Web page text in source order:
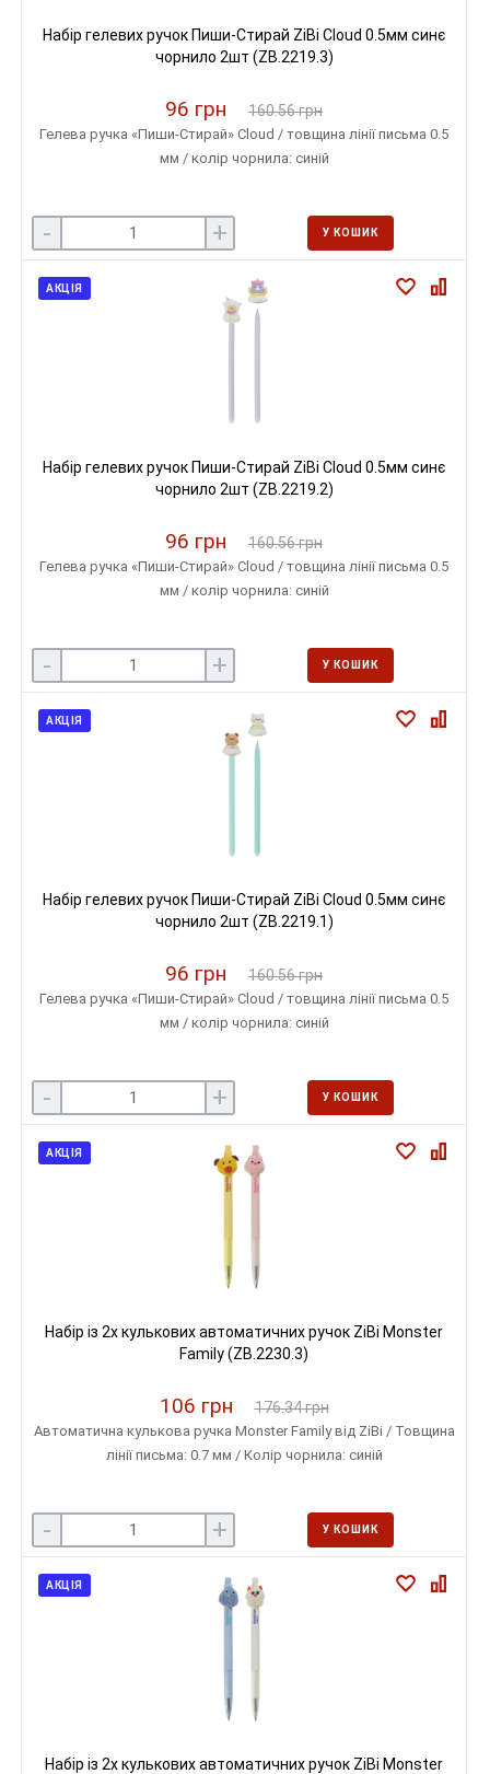
Набір гелевих ручок Пиши-Стирай ZiBi Cloud 0.5мм синє
чорнило 2шт (ZB.2219.3)
96 грн 160.56 грн
Гелева ручка «Пиши-Стирай» Cloud / товщина лінії письма 0.5
мм / колір чорнила: синій
- + У КОШИК
АКЦІЯ
Набір гелевих ручок Пиши-Стирай ZiBi Cloud 0.5мм синє
чорнило 2шт (ZB.2219.2)
96 грн 160.56 грн
Гелева ручка «Пиши-Стирай» Cloud / товщина лінії письма 0.5
мм / колір чорнила: синій
- + У КОШИК
АКЦІЯ
Набір гелевих ручок Пиши-Стирай ZiBi Cloud 0.5мм синє
чорнило 2шт (ZB.2219.1)
96 грн 160.56 грн
Гелева ручка «Пиши-Стирай» Cloud / товщина лінії письма 0.5
мм / колір чорнила: синій
- + У КОШИК
АКЦІЯ
Набір із 2х кулькових автоматичних ручок ZiBi Monster
Family (ZB.2230.3)
106 грн 176.34 грн
Автоматична кулькова ручка Monster Family від ZiBi / Товщина
лінії письма: 0.7 мм / Колір чорнила: синій
- + У КОШИК
АКЦІЯ
Набір із 2х кулькових автоматичних ручок ZiBi Monster